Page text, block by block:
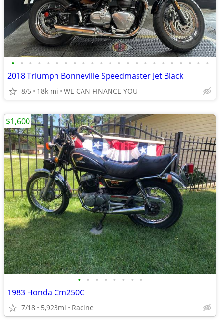
• • • • • • • • • • • • • • • • • • • • • • •
2018 Triumph Bonneville Speedmaster Jet Black
8/5 18k mi WE CAN FINANCE YOU
• • • • • • • •
1983 Honda Cm250C
7/18 5,923mi Racine
$1,600